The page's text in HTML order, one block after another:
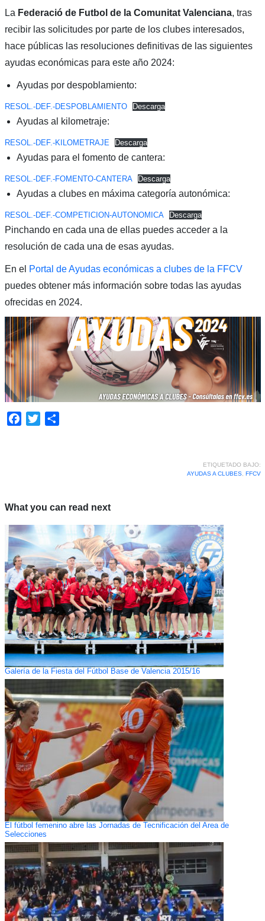
La Federació de Futbol de la Comunitat Valenciana, tras
recibir las solicitudes por parte de los clubes interesados,
hace públicas las resoluciones definitivas de las siguientes
ayudas económicas para este año 2024:
Ayudas por despoblamiento:
RESOL.-DEF.-DESPOBLAMIENTO Descarga
Ayudas al kilometraje:
RESOL.-DEF.-KILOMETRAJE Descarga
Ayudas para el fomento de cantera:
RESOL.-DEF.-FOMENTO-CANTERA Descarga
Ayudas a clubes en máxima categoría autonómica:
RESOL.-DEF.-COMPETICION-AUTONOMICA Descarga
Pinchando en cada una de ellas puedes acceder a la
resolución de cada una de esas ayudas.
En el Portal de Ayudas económicas a clubes de la FFCV
puedes obtener más información sobre todas las ayudas
ofrecidas en 2024.
Facebook
Twitter
ETIQUETADO BAJO:
AYUDAS A CLUBES, FFCV
What you can read next
Galería de la Fiesta del Fútbol Base de Valencia 2015/16
El fútbol femenino abre las Jornadas de Tecnificación del Area de
Selecciones